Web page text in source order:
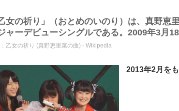
乙女の祈り」（おとめのいのり）は、真野恵
ャーデビューシングルである。2009年3月18
乙女の祈り (真野恵里菜の曲) - Wikipedia
2013年2月を